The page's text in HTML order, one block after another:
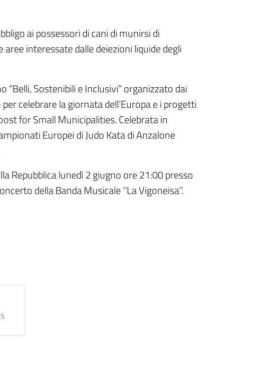
ai possessori di cani di munirsi di
interessate dalle deiezioni liquide degli
“Belli, Sostenibili e Inclusivi” organizzato dai
celebrare la giornata dell’Europa e i progetti
for Small Municipalities. Celebrata in
Europei di Judo Kata di Anzalone
Repubblica lunedì 2 giugno ore 21:00 presso
della Banda Musicale ‘‘La Vigoneisa’’.